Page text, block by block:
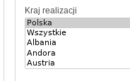
Kraj realizacji